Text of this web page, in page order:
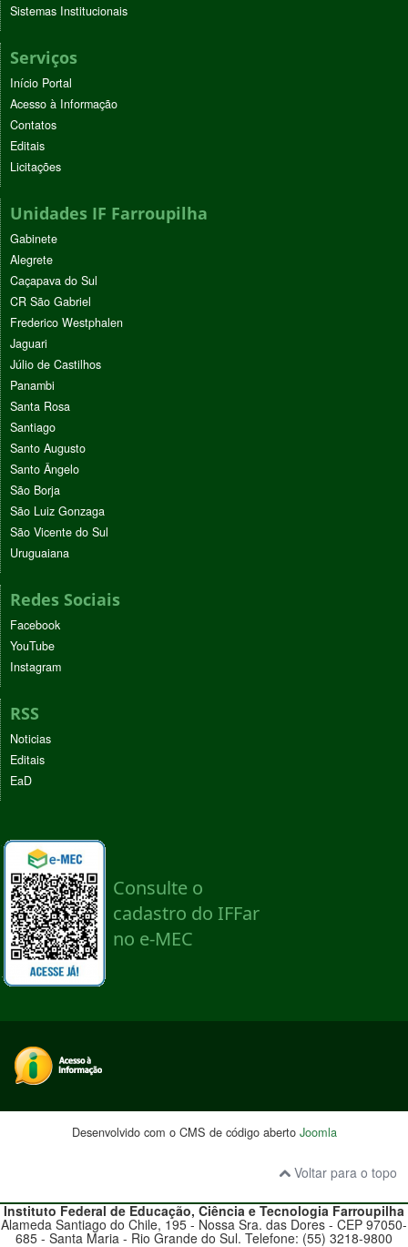
Sistemas Institucionais
Serviços
Início Portal
Acesso à Informação
Contatos
Editais
Licitações
Unidades IF Farroupilha
Gabinete
Alegrete
Caçapava do Sul
CR São Gabriel
Frederico Westphalen
Jaguari
Júlio de Castilhos
Panambi
Santa Rosa
Santiago
Santo Augusto
Santo Ângelo
São Borja
São Luiz Gonzaga
São Vicente do Sul
Uruguaiana
Redes Sociais
Facebook
YouTube
Instagram
RSS
Noticias
Editais
EaD
Desenvolvido com o CMS de código aberto Joomla
Voltar para o topo
Instituto Federal de Educação, Ciência e TecnologiaFarroupilha
Alameda Santiago do Chile, 195 - Nossa Sra. das Dores - CEP 97050-
685 - Santa Maria - Rio Grande do Sul. Telefone: (55) 3218-9800